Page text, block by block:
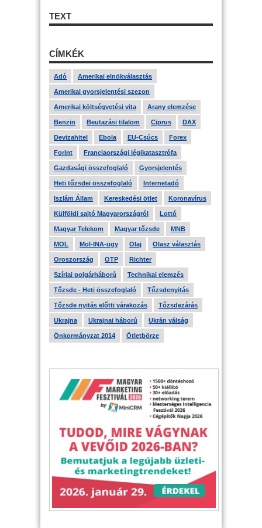
TEXT
CÍMKÉK
Adó Amerikai elnökválasztás
Amerikai gyorsjelentési szezon
Amerikai költségvetési vita Arany elemzése
Benzin Beutazási tilalom Ciprus DAX
Devizahitel Ebola EU-Csúcs Forex
Forint Franciaországi légikatasztrófa
Gazdasági összefoglaló Gyorsjelentés
Heti tőzsdei összefoglaló Internetadó
Iszlám Állam Kereskedési ötlet Koronavírus
Külföldi sajtó Magyarországról Lottó
Magyar Telekom Magyar tőzsde MNB
MOL Mol-INA-ügy Olaj Olasz választás
Oroszország OTP Richter
Szíriai polgárháború Technikai elemzés
Tőzsde - Heti összefoglaló Tőzsdenyitás
Tőzsde nyitás előtti várakozás Tőzsdezárás
Ukrajna Ukrajnai háború Ukrán válság
Önkormányzat 2014 Ötletbörze